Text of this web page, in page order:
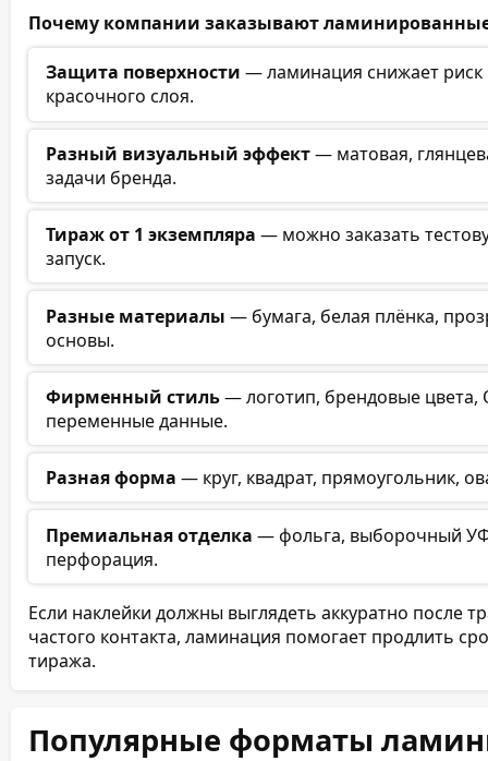
Почему компании заказывают
Защита поверхности — ламинация снижает
красочного слоя.
Разный визуальный эффект— матовая,
задачи бренда.
Тираж от 1 экземпляра — можно заказать
запуск.
Разные материалы — бумага, белая плёнка,
основы.
Фирменный стиль— логотип, брендовые
переменные данные.
Разная форма — круг, квадрат, прямоугольник,
Премиальная отделка — фольга, выборочный
перфорация.
Если наклейки должны выглядеть аккуратно после
частого контакта, ламинация помогает продлить
тиража.
Популярные форматы